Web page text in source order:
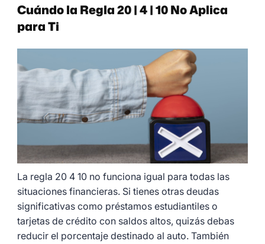
Cuándo la Regla 20 | 4 | 10 No Aplica
para Ti
La regla 20 4 10 no funciona igual para todas las
situaciones financieras. Si tienes otras deudas
significativas como préstamos estudiantiles o
tarjetas de crédito con saldos altos, quizás debas
reducir el porcentaje destinado al auto. También